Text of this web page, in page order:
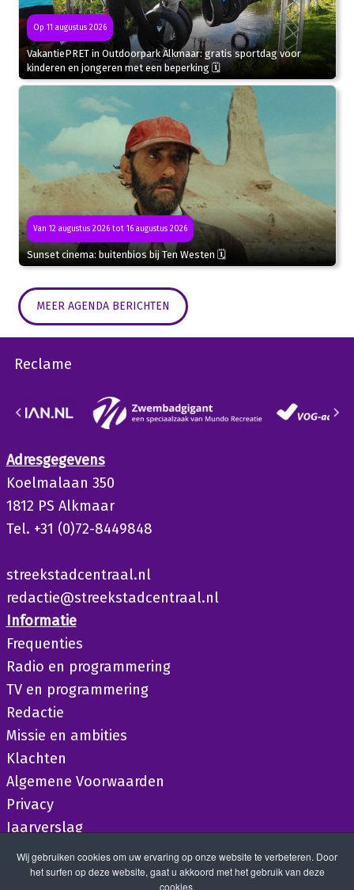
Op 11 augustus 2026
VakantiePRET in Outdoorpark Alkmaar: gratis sportdag voor
kinderen en jongeren met een beperking 🗓
Van 12 augustus 2026 tot 16 augustus 2026
Sunset cinema: buitenbios bij Ten Westen 🗓
MEER AGENDA BERICHTEN
Reclame
Adresgegevens
Koelmalaan 350
1812 PS Alkmaar
Tel. +31 (0)72-8449848
streekstadcentraal.nl
redactie@streekstadcentraal.nl
Informatie
Frequenties
Radio en programmering
TV en programmering
Redactie
Missie en ambities
Klachten
Algemene Voorwaarden
Privacy
Jaarverslag
Wij gebruiken cookies om uw ervaring op onze website te verbeteren. Door
het surfen op deze website, gaat u akkoord met het gebruik van deze
cookies.